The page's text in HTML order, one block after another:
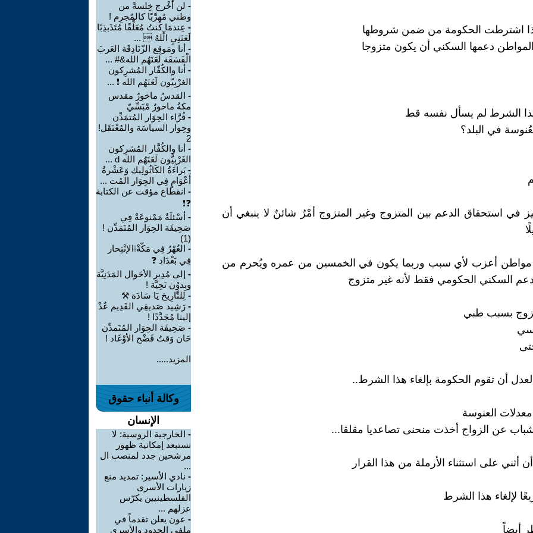
اشترطت الحكومة من ضمن شروطها
دعمها السكني أن يكون متزوجا
الشرط لم يسأل نفسه قط
في البلد؟
في استحقاق الدعم بين المتزوج وغير المتزوج أمْرٌ شائنٌ لا ينبغي أن
أعزب لأي سبب وربما يكون في الخمسين من عمره ويُحرم من
السكني الحكومي فقط لأنه غير متزوج
بسبب طبي
أن تقوم الحكومة بإلغاء هذا الشرط..
العنوسة
عن الزواج أخذت منحنى تصاعديا مقلقا...
أثني على استثناء الأرملة من هذا القرار
لإلغاء هذا الشرط
أيضاً
- لن أخْرج خِلسةً من
وطني مُهرَّبًا كالمُجرِم !
- عِندمَا كُنتُ مُعَلِّقًا مُتَذَبذِبًا
لَعَنَنِيِ الِّلهُ  ...
- أنا ومَوقِع الزّنَادِقَة العَربَ
الْفَسَقَة لَعَنَهُم الله&# ...
- أنا والكُفّار المُشرِكون
الغرْبِيّون لَعَنَهُم الله ❗ ...
- القدسُ ماخورٌ مقدس
مكةُ ماخورٌ مْبَسِّيّ
- قُرَّاء الحِوَار المُتمَدِّن
وحِوار السياسَة والمُعْتَقَل!
2
- أنا والكُفَّار المُشرِكون
الغَرْبِيُّون لَعَنَهُم الله d ...
- بَراءَةُ الكَاثُولِيك وَعَشْرةُ
أَعْوَامٍ فِي الحِوَار المُت ...
- انقطاع مؤقت عن الكتابة
❓❗
- أسْئلَةٌ مَمْنوعَةٌ فِي
صَحِيفَة الحِوَار المُتَمَدِّن !
(1)
- العُهْرُ فِي مَكّةْ❕الإنْتِحار
فِي بَغْدَاد ❓
- إلى مُدِير الأحَوال المَدَنِيَّة
وبِدوُن تَحِيَّة !
- لِلتَّارِيخ يَا سَادَة ⚒️
- رَشِيد صَديقِي القَدِيم عُدْ
إلينا مُجَدَّدًا !
- صَحِيفَة الحِوَار المُتَمدِّن
حَان وَقتُ فَضْح الأوْغَاد !
المزيد.....
وكالة أنباء حقوق
الإنسان
- الخارجية الروسية: لا
نستبعد إمكانية ظهور
مرشحين جدد لمنصب ال
...
- نادي الأسير: تمديد منع
زيارات الأسرى
الفلسطينيين يكرّس
عزلهم ...
- عون يعلن تقدماً في
ملفي الحدود والأسرى